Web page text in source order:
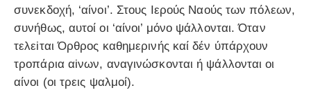
συνεκδοχή, ‘αίνοι’. Στους Ιερούς Ναούς των πόλεων,
συνήθως, αυτοί οι ‘αίνοι’ μόνο ψάλλονται. Όταν
τελεiται Όρθρος καθημερινής καί δέν ύπάρχουν
τροπάρια αiνων, αναγινώσκονται ή ψάλλονται οι
αίνοι (οι τρεις ψαλμοί).